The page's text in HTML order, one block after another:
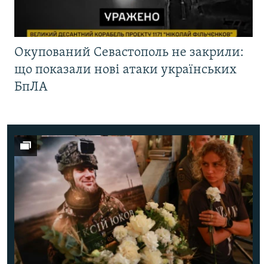
Окупований Севастополь не закрили:
що показали нові атаки українських
БпЛА